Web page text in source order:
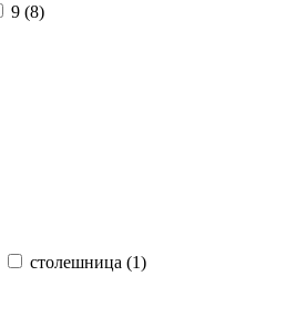
9 (8)
столешница (1)